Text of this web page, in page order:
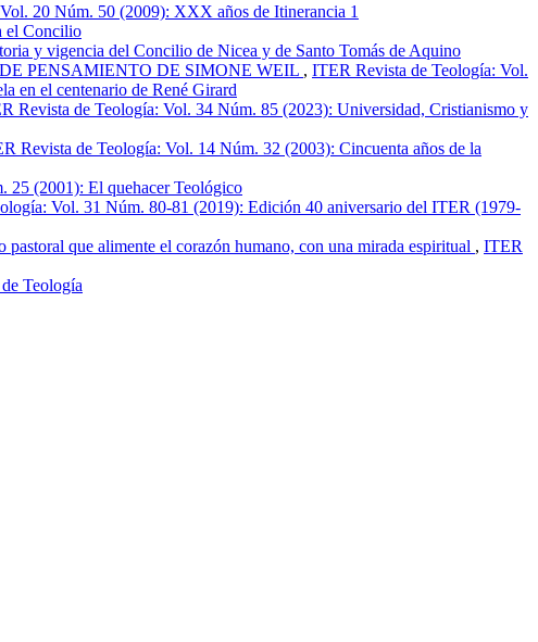
20 Núm. 50 (2009): XXX años de Itinerancia 1
el Concilio
y vigencia del Concilio de Nicea y de Santo Tomás de Aquino
PENSAMIENTO DE SIMONE WEIL , ITER Revista de Teología: Vol.
en el centenario de René Girard
Revista de Teología: Vol. 34 Núm. 85 (2023): Universidad, Cristianismo y
Revista de Teología: Vol. 14 Núm. 32 (2003): Cincuenta años de la
25 (2001): El quehacer Teológico
Vol. 31 Núm. 80-81 (2019): Edición 40 aniversario del ITER (1979-
que alimente el corazón humano, con una mirada espiritual , ITER
Teología